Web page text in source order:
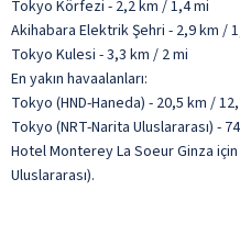
Tokyo Körfezi - 2,2 km / 1,4 mi
Akihabara Elektrik Şehri - 2,9 km /
Tokyo Kulesi - 3,3 km / 2 mi
En yakın havaalanları:
Tokyo (HND-Haneda) - 20,5 km /
Tokyo (NRT-Narita Uluslararası) -
Hotel Monterey La Soeur Ginza
Uluslararası).